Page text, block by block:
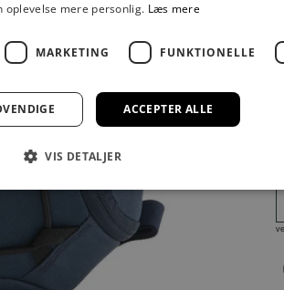
oplevelse mere personlig. Læs mere
MARKETING FUNKTIONELLE
ACCEPTER ALLE
VIS DETALJER